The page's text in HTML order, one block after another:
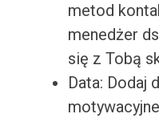
metod
menedżer
się z Tobą
Data: Dodaj